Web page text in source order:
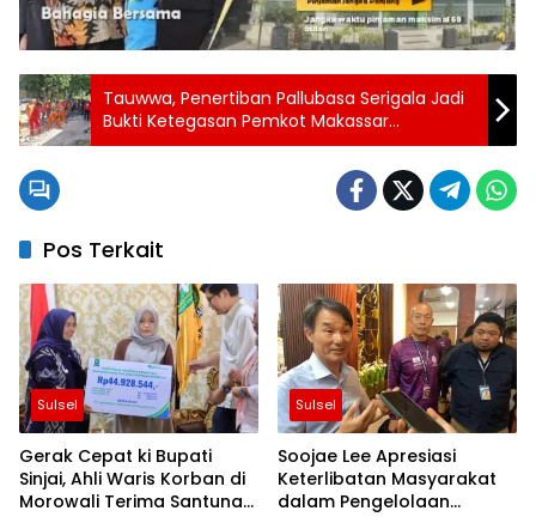
Tauwwa, Penertiban Pallubasa Serigala Jadi
Bukti Ketegasan Pemkot Makassar
Kembalikan Fungsi Fasum
Pos Terkait
Sulsel
Gerak Cepat ki Bupati
Sinjai, Ahli Waris Korban di
Morowali Terima Santunan
Sulsel
Soojae Lee Apresiasi
Keterlibatan Masyarakat
dalam Pengelolaan